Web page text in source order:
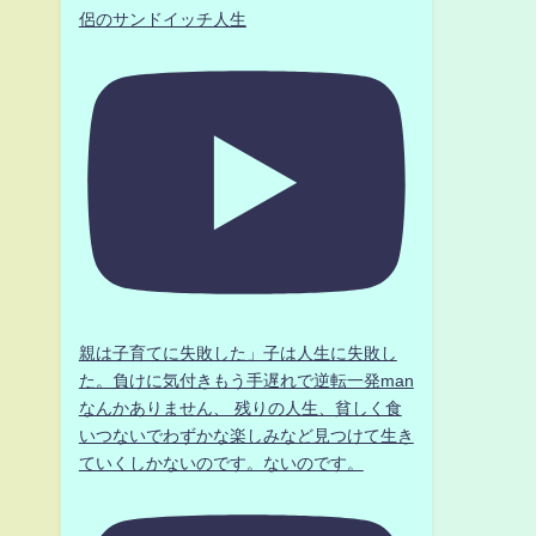
侶のサンドイッチ人生
親は子育てに失敗した」子は人生に失敗し
た。負けに気付きもう手遅れで逆転一発man
なんかありません、 残りの人生、貧しく食
いつないでわずかな楽しみなど見つけて生き
ていくしかないのです。ないのです。